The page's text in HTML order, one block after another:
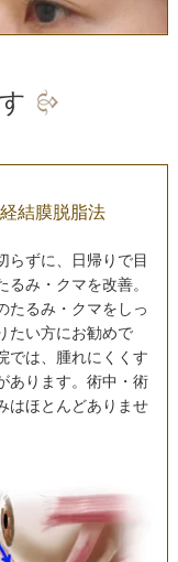
経結膜脱脂法
らずに、日帰りで目
るみ・クマを改善。
たるみ・クマをしっ
たい方にお勧めで
では、腫れにくくす
あります。術中・術
はほとんどありませ